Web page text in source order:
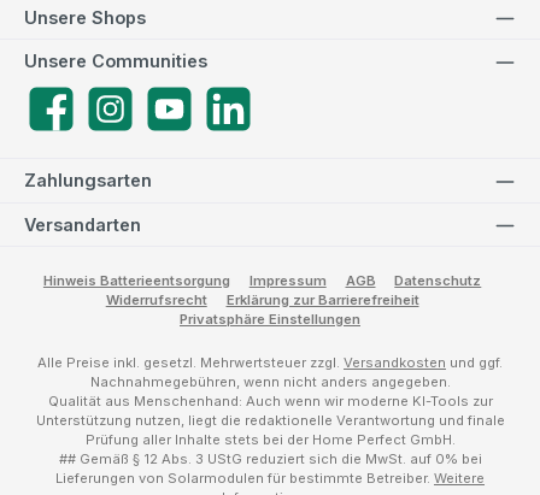
Zahlungsarten
Versandarten
Unsere Communities
FacebookInstagramYouTube
Unsere Shops
Hinweis Batterieentsorgung Impressum AGB
Datenschutz
Widerrufsrecht
Erklärung zur Barrierefreiheit
Privatsphäre Einstellungen
Alle Preise inkl. gesetzl. Mehrwertsteuer zzgl. Versandkosten und ggf.
Nachnahmegebühren, wenn nicht anders angegeben.
Qualität aus Menschenhand: Auch wenn wir moderne KI-Tools zur
Unterstützung nutzen, liegt die redaktionelle Verantwortung und finale
Prüfung aller Inhalte stets bei der Home Perfect GmbH.
## Gemäß § 12 Abs. 3 UStG reduziert sich die MwSt. auf 0% bei
Lieferungen von Solarmodulen für bestimmte Betreiber. Weitere